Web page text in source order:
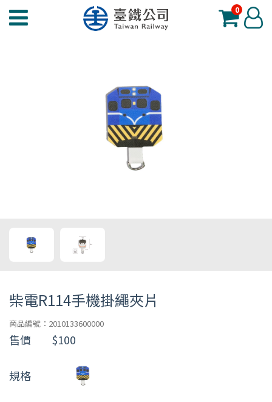
臺
0 登
入
柴電R114手機掛繩夾片
商品編號：2010133600000
售價 $100
規格